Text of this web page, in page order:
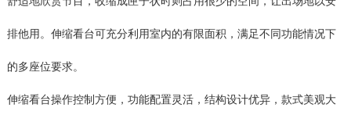
排他用。伸缩看台可充分利用室内的有限面积，满足不同功能情况下
的多座位要求。
伸缩看台操作控制方便，功能配置灵活，结构设计优异，款式美观大